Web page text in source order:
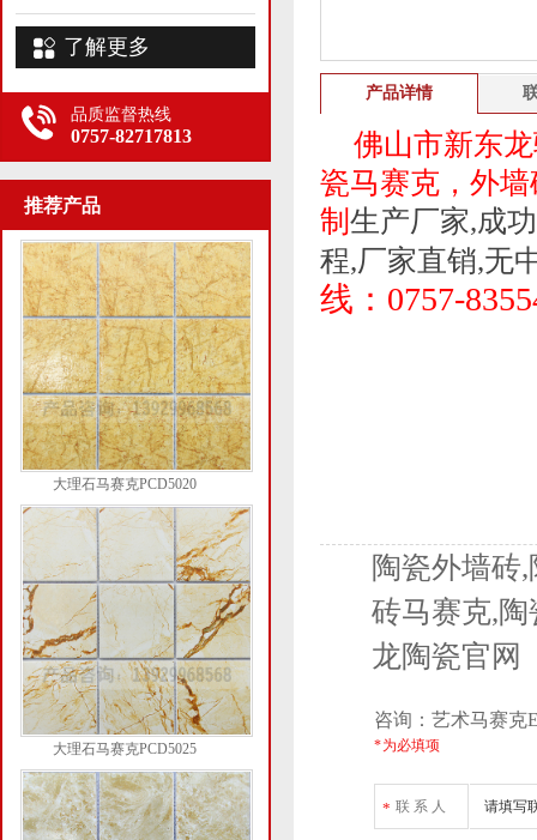
了解更多
品质监督热线
0757-82717813
推荐产品
大理石马赛克PCD5020
大理石马赛克PCD5025
产品详情
佛山市新东
瓷马赛克，外
制 生产厂家,成
程,厂家直销,无
线： 0757-
陶瓷外墙砖
砖马赛克,
龙陶瓷官网
咨询：艺术马赛克
* 为必填项
* 联 系 人